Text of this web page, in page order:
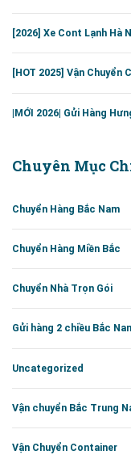
[2026] Xe Cont Lạnh Hà
[HOT 2025] Vận Chuyển
|MỚI 2026| Gửi Hàng
Chuyên Mục
Chuyển Hàng Bắc Nam
Chuyển Hàng Miền Bắc
Chuyển Nhà Trọn Gói
Gửi hàng 2 chiều Bắc
Uncategorized
Vận chuyển Bắc Trung
Vận Chuyển Container